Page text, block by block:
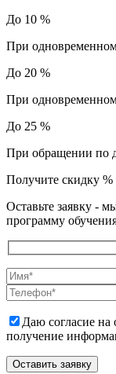
До 10 %
При
До 20 %
При
До 25 %
При обращении по
Получите скидку %
Оставьте заявку -
программу
Даю согласие
получение